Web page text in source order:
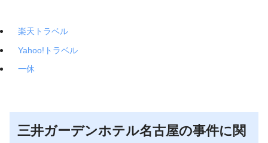
楽天トラベル
Yahoo!トラベル
一休
三井ガーデンホテル名古屋の事件に関